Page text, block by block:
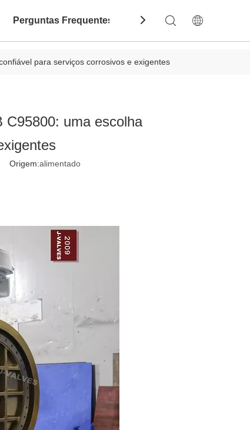
Perguntas Frequentes Contate-Nos
para serviços corrosivos e exigentes
C95800: uma escolha
Origem:alimentado